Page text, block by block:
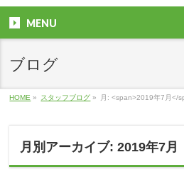
MENU
ブログ
HOME » スタッフブログ » 月: <span>2019年7月</
月別アーカイブ: 2019年7月